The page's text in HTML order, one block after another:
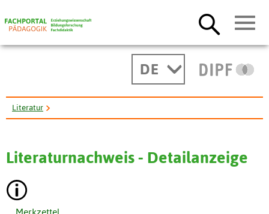
DE
Literatur
Literaturnachweis - Detailanzeige
Merkzettel